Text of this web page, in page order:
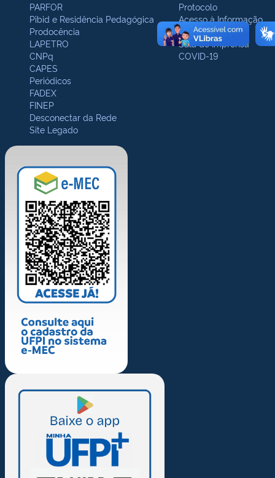
PARFOR
Pibid e Residência Pedagógica
Prodocência
LAPETRO
CNPq
CAPES
Periódicos
FADEX
FINEP
Desconectar da Rede
Site Legado
Protocolo
Acesso à Informação
Ouvidoria
Sala de Imprensa
COVID-19